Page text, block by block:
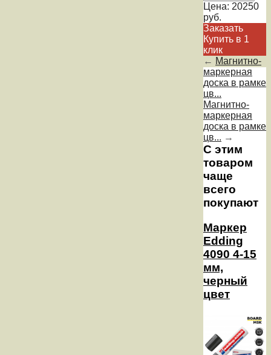
Цена: 20250
руб.
Заказать
Купить в 1
клик
← Магнитно-
маркерная
доска в рамке
цв...
Магнитно-
маркерная
доска в рамке
цв... →
С этим
товаром
чаще
всего
покупают
Маркер
Edding
4090 4-15
мм,
черный
цвет